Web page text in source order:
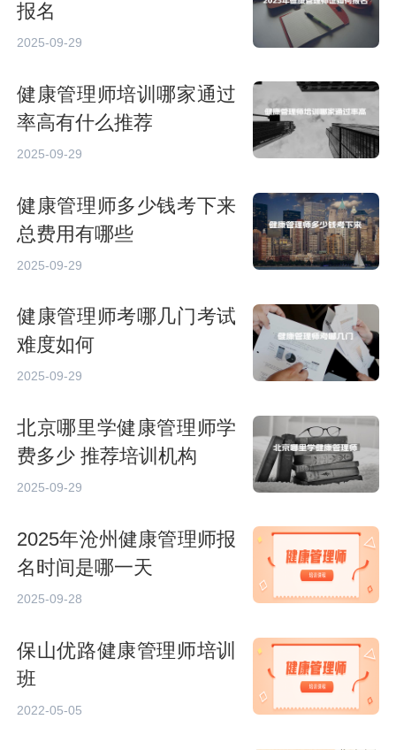
报名
2025-09-29
健康管理师培训哪家通过
率高有什么推荐
2025-09-29
健康管理师多少钱考下来
总费用有哪些
2025-09-29
健康管理师考哪几门考试
难度如何
2025-09-29
北京哪里学健康管理师学
费多少 推荐培训机构
2025-09-29
2025年沧州健康管理师报
名时间是哪一天
2025-09-28
保山优路健康管理师培训
班
2022-05-05